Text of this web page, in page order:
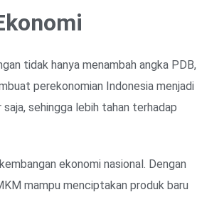
tidak hanya menambah angka PDB,
perekonomian Indonesia menjadi
sehingga lebih tahan terhadap
ekonomi nasional. Dengan
mampu menciptakan produk baru